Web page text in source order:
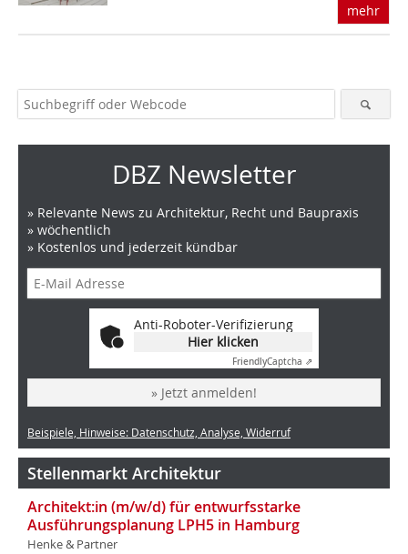
mehr
DBZ Newsletter
» Relevante News zu Architektur, Recht und Baupraxis
» wöchentlich
» Kostenlos und jederzeit kündbar
Anti-Roboter-Verifizierung
Hier klicken
FriendlyCaptcha ⇗
» Jetzt anmelden!
Beispiele, Hinweise: Datenschutz, Analyse, Widerruf
Stellenmarkt Architektur
Architekt:in (m/w/d) für entwurfsstarke
Ausführungsplanung LPH5 in Hamburg
Henke & Partner